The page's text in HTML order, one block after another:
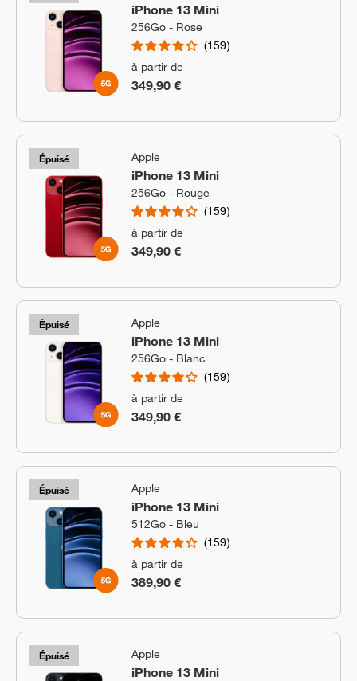
iPhone 13 Mini
256Go - Rose
159
à partir de
349,90 €
Épuisé Apple
iPhone 13 Mini
256Go - Rouge
159
à partir de
349,90 €
Épuisé Apple
iPhone 13 Mini
256Go - Blanc
159
à partir de
349,90 €
Épuisé Apple
iPhone 13 Mini
512Go - Bleu
159
à partir de
389,90 €
Épuisé Apple
iPhone 13 Mini